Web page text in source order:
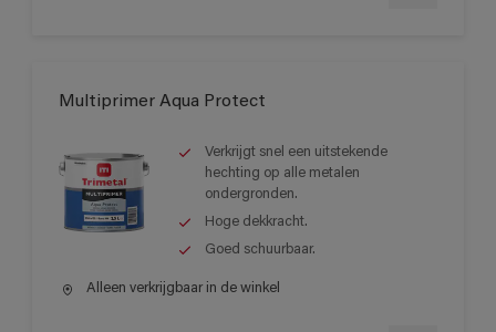
Multiprimer Aqua Protect
Verkrijgt snel een uitstekende
hechting op alle metalen
ondergronden.
Hoge dekkracht.
Goed schuurbaar.
Alleen verkrijgbaar in de winkel